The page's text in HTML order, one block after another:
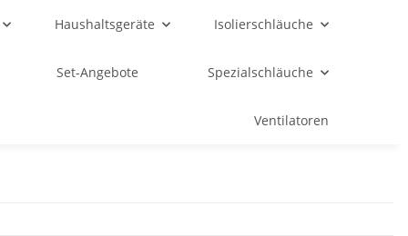
Haushaltsgeräte Isolierschläuche
Set-Angebote Spezialschläuche
Ventilatoren